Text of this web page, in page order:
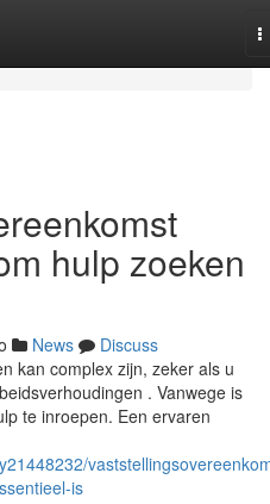
hulp zoeken
News
Discuss
kan complex zijn, zeker als u
. Vanwege is
te inroepen. Een ervaren
is